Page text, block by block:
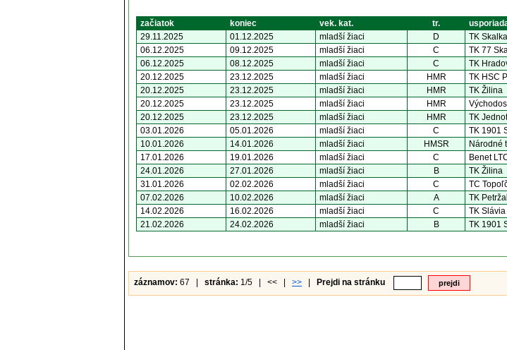
začiatok koniec vek. kat. tr.
29.11.2025
01.12.2025 mladší žiaci D TK
06.12.2025
09.12.2025 mladší žiaci C TK 77
06.12.2025
08.12.2025 mladší žiaci C TK
20.12.2025
23.12.2025 mladší žiaci HMR TK HSC
20.12.2025
23.12.2025 mladší žiaci HMR TK Žilina
20.12.2025
23.12.2025 mladší žiaci HMR
20.12.2025
23.12.2025 mladší žiaci HMR TK
03.01.2026
05.01.2026 mladší žiaci C TK 1901
10.01.2026
14.01.2026 mladší žiaci HMSR Národné
17.01.2026
19.01.2026 mladší žiaci C Benet
24.01.2026
27.01.2026 mladší žiaci B TK Žilina
31.01.2026
02.02.2026 mladší žiaci C TC
07.02.2026
10.02.2026 mladší žiaci A TK
14.02.2026
16.02.2026 mladší žiaci C TK
21.02.2026
24.02.2026 mladší žiaci B TK 1901
záznamov: 67 | stránka: 1/5 | << | >> Prejdi na stránku